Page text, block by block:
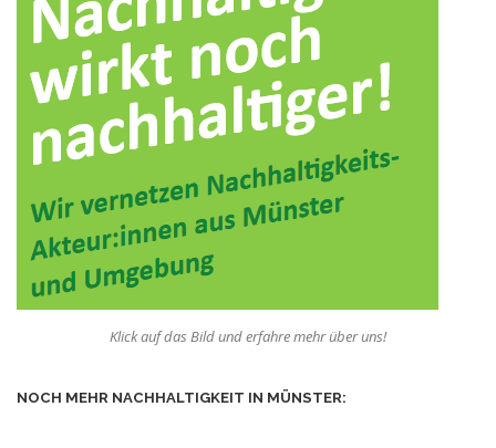
Klick auf das Bild und erfahre mehr über uns!
NOCH MEHR NACHHALTIGKEIT IN MÜNSTER: